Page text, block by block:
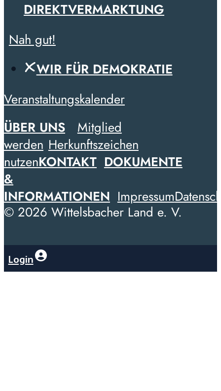
DIREKTVERMARKTUNG
Nah gut!
WIR FÜR DEMOKRATIE
Veranstaltungskalender
ÜBER UNS
Mitglied
werden Herkunftszeichen
nutzenKONTAKT DOKUMENTE
&
INFORMATIONEN Impressum
© 2026 Wittelsbacher Land e. V.
Login